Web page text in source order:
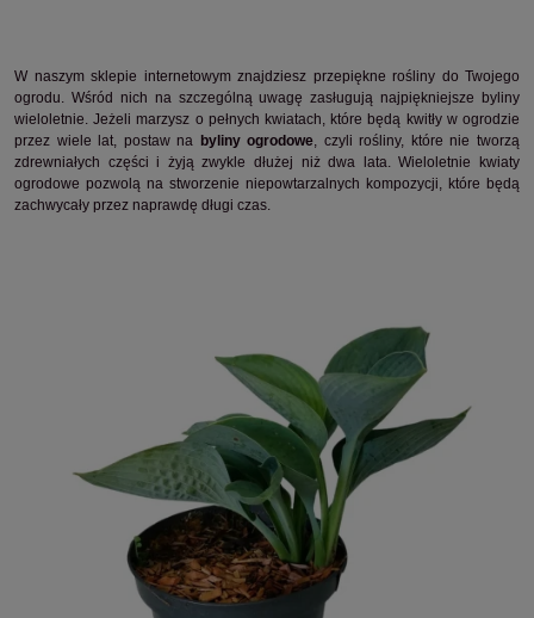
W naszym sklepie internetowym znajdziesz przepiękne rośliny do Twojego
ogrodu. Wśród nich na szczególną uwagę zasługują najpiękniejsze byliny
wieloletnie. Jeżeli marzysz o pełnych kwiatach, które będą kwitły w ogrodzie
przez wiele lat, postaw na byliny ogrodowe, czyli rośliny, które nie tworzą
zdrewniałych części i żyją zwykle dłużej niż dwa lata. Wieloletnie kwiaty
ogrodowe pozwolą na stworzenie niepowtarzalnych kompozycji, które będą
zachwycały przez naprawdę długi czas.